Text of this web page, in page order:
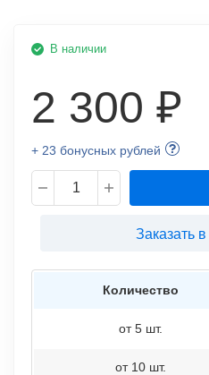
В наличии
2 300 ₽
+ 23 бонусных рублей
Заказать
Количество
от 5 шт.
от 10 шт.